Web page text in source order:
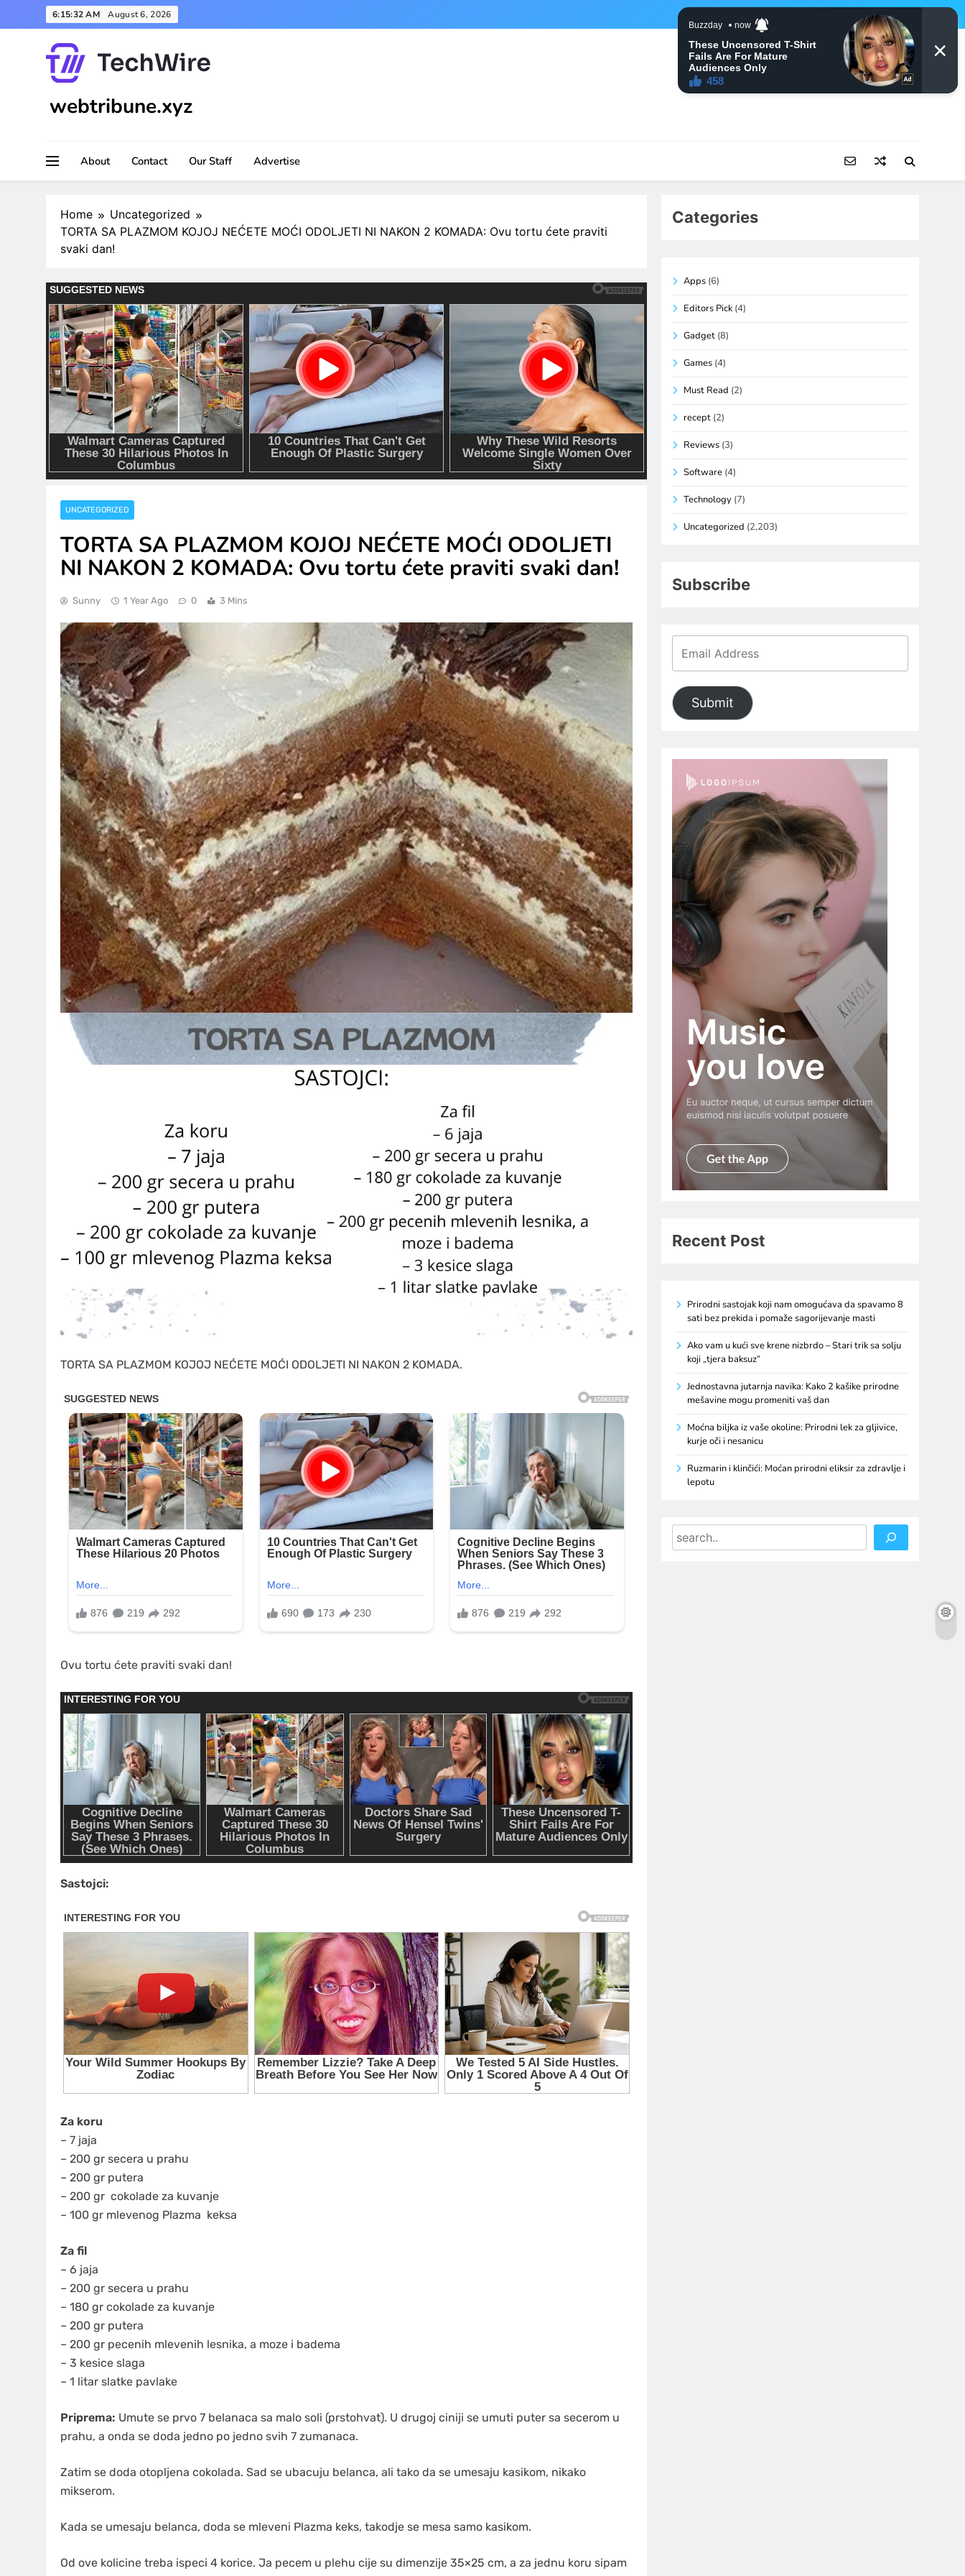
to
6:15:33 AM August 6, 2026
webtribune.xyz
About Contact Our Staff Advertise
Home
Uncategorized
TORTA SA PLAZMOM KOJOJ NEĆETE MOĆI ODOLJETI NI NAKON 2 KOMADA: Ovu tortu ćete praviti
svaki dan!
UNCATEGORIZED
TORTA SA PLAZMOM KOJOJ NEĆETE MOĆI ODOLJETI
NI NAKON 2 KOMADA: Ovu tortu ćete praviti svaki dan!
Sunny 1 Year Ago 0 3 Mins
TORTA SA PLAZMOM KOJOJ NEĆETE MOĆI ODOLJETI NI NAKON 2 KOMADA.
Ovu tortu ćete praviti svaki dan!
Sastojci:
Za koru
– 7 jaja
– 200 gr secera u prahu
– 200 gr putera
– 200 gr cokolade za kuvanje
– 100 gr mlevenog Plazma keksa
Za fil
– 6 jaja
– 200 gr secera u prahu
– 180 gr cokolade za kuvanje
– 200 gr putera
– 200 gr pecenih mlevenih lesnika, a moze i badema
– 3 kesice slaga
– 1 litar slatke pavlake
Priprema: Umute se prvo 7 belanaca sa malo soli (prstohvat). U drugoj ciniji se umuti puter sa secerom u
prahu, a onda se doda jedno po jedno svih 7 zumanaca.
Zatim se doda otopljena cokolada. Sad se ubacuju belanca, ali tako da se umesaju kasikom, nikako
mikserom.
Kada se umesaju belanca, doda se mleveni Plazma keks, takodje se mesa samo kasikom.
Od ove kolicine treba ispeci 4 korice. Ja pecem u plehu cije su dimenzije 35×25 cm, a za jednu koru sipam
Categories
Apps (6)
Editors Pick (4)
Gadget (8)
Games (4)
Must Read (2)
recept (2)
Reviews (3)
Software (4)
Technology (7)
Uncategorized (2,203)
Subscribe
Submit
Recent Post
Prirodni sastojak koji nam omogućava da spavamo 8
sati bez prekida i pomaže sagorijevanje masti
Ako vam u kući sve krene nizbrdo – Stari trik sa solju
koji „tjera baksuz“
Jednostavna jutarnja navika: Kako 2 kašike prirodne
mešavine mogu promeniti vaš dan
Moćna biljka iz vaše okoline: Prirodni lek za gljivice,
kurje oči i nesanicu
Ruzmarin i klinčići: Moćan prirodni eliksir za zdravlje i
lepotu
Search